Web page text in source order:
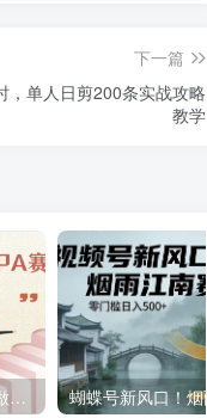
下一篇
，单人日剪200条实战攻略
教学
蝴蝶号心灵SPA巨火赛道，做起来超简单，号称每天收益800+